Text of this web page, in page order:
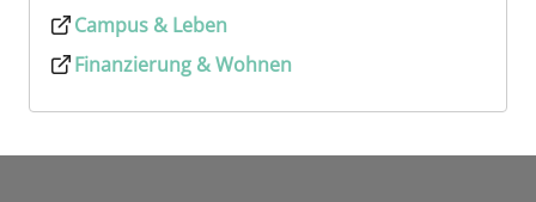
Campus & Leben
Finanzierung & Wohnen